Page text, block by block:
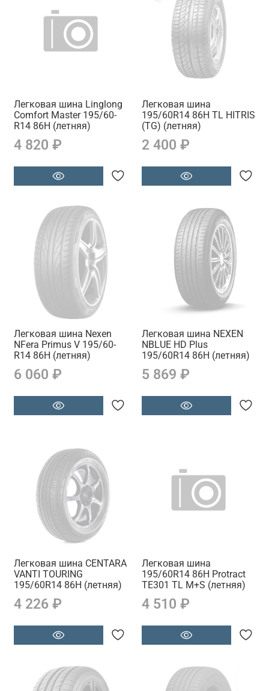
Легковая шина Linglong
Comfort Master 195/60-
R14 86H (летняя)
4 820 ₽
Легковая шина
195/60R14 86H TL HITRIS
(TG) (летняя)
2 400 ₽
Легковая шина Nexen
NFera Primus V 195/60-
R14 86H (летняя)
6 060 ₽
Легковая шина NEXEN
NBLUE HD Plus
195/60R14 86H (летняя)
5 869 ₽
Легковая шина CENTARA
VANTI TOURING
195/60R14 86H (летняя)
4 226 ₽
Легковая шина
195/60R14 86H Protract
TE301 TL M+S (летняя)
4 510 ₽